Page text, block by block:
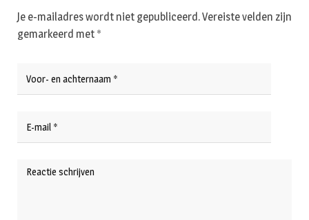
Je e-mailadres wordt niet gepubliceerd.Vereiste velden zijn
gemarkeerd met *